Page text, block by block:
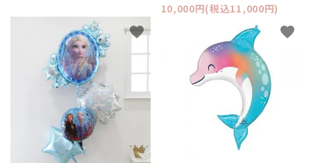
10,000円(税込11,000円)
favorite favorite